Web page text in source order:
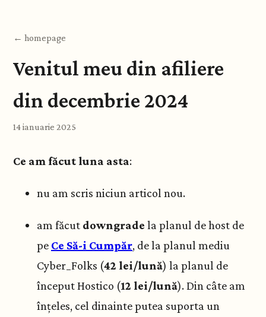
← homepage
Venitul meu din afiliere
din decembrie 2024
14 ianuarie 2025
Ce am făcut luna asta:
nu am scris niciun articol nou.
am făcut downgrade la planul de host de
pe Ce Să-i Cumpăr, de la planul mediu
Cyber_Folks (42 lei/lună) la planul de
început Hostico (12 lei/lună). Din câte am
înțeles, cel dinainte putea suporta un